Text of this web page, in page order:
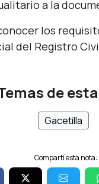
a la
los
del Registro
de
Gacetilla
Compartí esta nota: